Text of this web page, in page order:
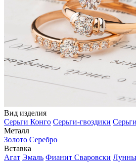
Вид изделия
Серьги Конго Серьги-гвоздики Серьги
Металл
Золото Серебро
Вставка
Агат Эмаль Фианит Сваровски